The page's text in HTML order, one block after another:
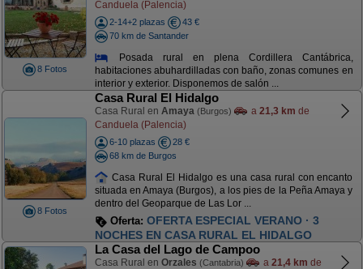
8 Fotos
Canduela (Palencia)
2-14+2 plazas
43 €
70 km de Santander
Posada rural en plena Cordillera Cantábrica,
habitaciones abuhardilladas con baño, zonas comunes en
interior y exterior. Disponemos de salón ...
8 Fotos
Casa Rural El Hidalgo
Casa Rural en Amaya (Burgos) a 21,3 km de
Canduela (Palencia)
6-10 plazas
28 €
68 km de Burgos
Casa Rural El Hidalgo es una casa rural con encanto
situada en Amaya (Burgos), a los pies de la Peña Amaya y
dentro del Geoparque de Las Lor ...
Oferta: OFERTA ESPECIAL VERANO · 3
NOCHES EN CASA RURAL EL HIDALGO
La Casa del Lago de Campoo
Casa Rural en Orzales (Cantabria) a 21,4 km de